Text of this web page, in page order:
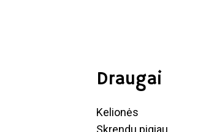
Draugai
Kelionės
Skrendu pigiau